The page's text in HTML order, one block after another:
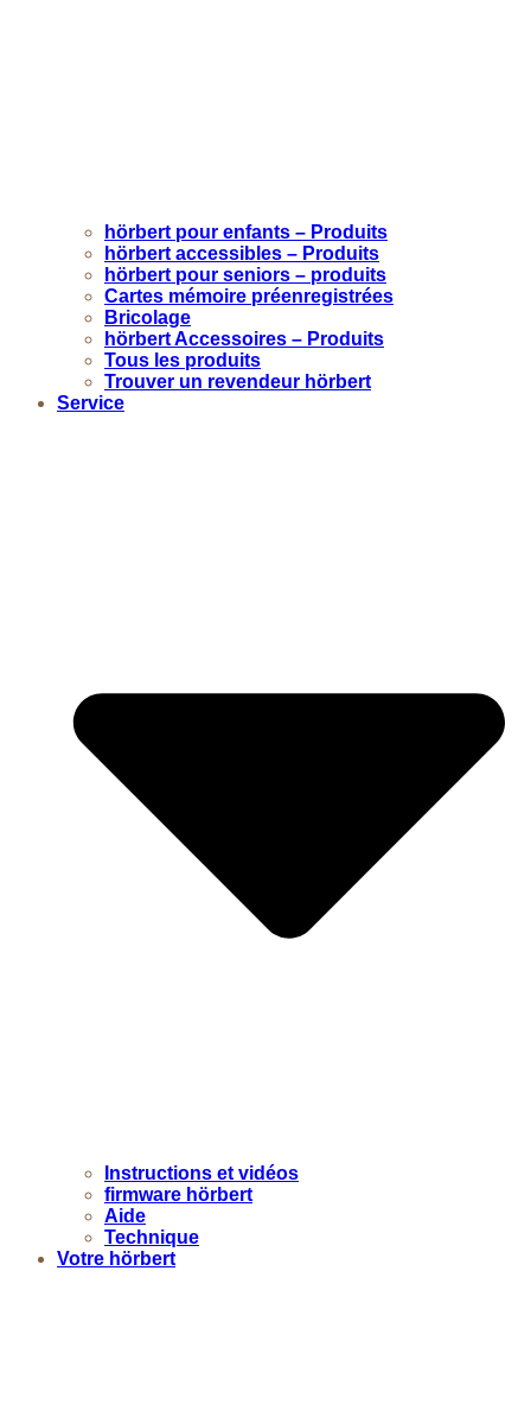
hörbert pour enfants – Produits
hörbert accessibles – Produits
hörbert pour seniors – produits
Cartes mémoire préenregistrées
Bricolage
hörbert Accessoires – Produits
Tous les produits
Trouver un revendeur hörbert
Service
Instructions et vidéos
firmware hörbert
Aide
Technique
Votre hörbert